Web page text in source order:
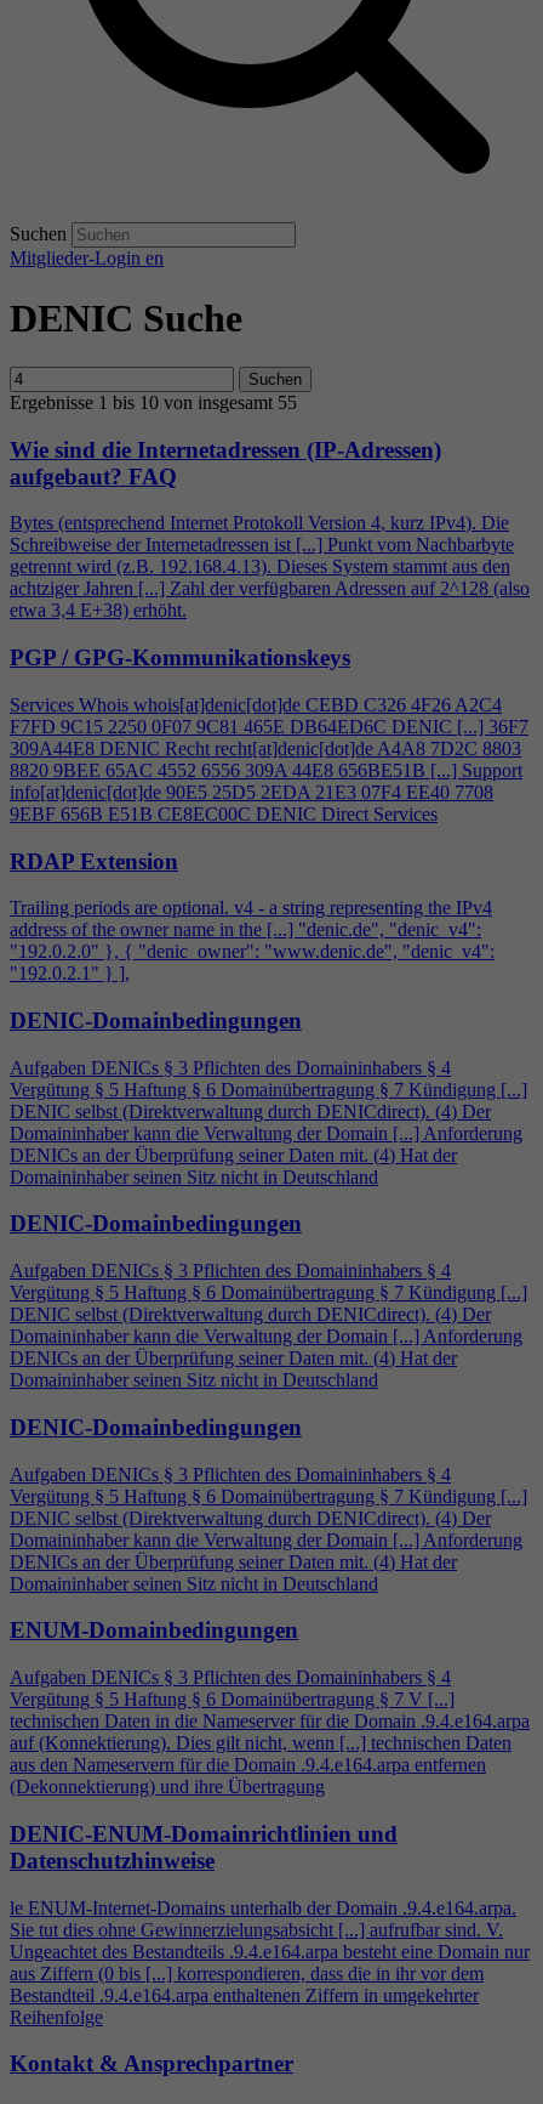
Suchen
Mitglieder-Login en
DENIC Suche
Suchen
Ergebnisse 1 bis 10 von insgesamt 55
Wie sind die Internetadressen (IP-Adressen)
aufgebaut? FAQ
Bytes (entsprechend Internet Protokoll Version 4, kurz IPv4). Die
Schreibweise der Internetadressen ist [...] Punkt vom Nachbarbyte
getrennt wird (z.B. 192.168.4.13). Dieses System stammt aus den
achtziger Jahren [...] Zahl der verfügbaren Adressen auf 2^128 (also
etwa 3,4 E+38) erhöht.
PGP / GPG-Kommunikationskeys
Services Whois whois[at]denic[dot]de CEBD C326 4F26 A2C4
F7FD 9C15 2250 0F07 9C81 465E DB64ED6C DENIC [...] 36F7
309A44E8 DENIC Recht recht[at]denic[dot]de A4A8 7D2C 8803
8820 9BEE 65AC 4552 6556 309A 44E8 656BE51B [...] Support
info[at]denic[dot]de 90E5 25D5 2EDA 21E3 07F4 EE40 7708
9EBF 656B E51B CE8EC00C DENIC Direct Services
RDAP Extension
Trailing periods are optional. v4 - a string representing the IPv4
address of the owner name in the [...] "denic.de", "denic_v4":
"192.0.2.0" }, { "denic_owner": "www.denic.de", "denic_v4":
"192.0.2.1" } ],
DENIC-Domainbedingungen
Aufgaben DENICs § 3 Pflichten des Domaininhabers § 4
Vergütung § 5 Haftung § 6 Domainübertragung § 7 Kündigung [...]
DENIC selbst (Direktverwaltung durch DENICdirect). (4) Der
Domaininhaber kann die Verwaltung der Domain [...] Anforderung
DENICs an der Überprüfung seiner Daten mit. (4) Hat der
Domaininhaber seinen Sitz nicht in Deutschland
DENIC-Domainbedingungen
Aufgaben DENICs § 3 Pflichten des Domaininhabers § 4
Vergütung § 5 Haftung § 6 Domainübertragung § 7 Kündigung [...]
DENIC selbst (Direktverwaltung durch DENICdirect). (4) Der
Domaininhaber kann die Verwaltung der Domain [...] Anforderung
DENICs an der Überprüfung seiner Daten mit. (4) Hat der
Domaininhaber seinen Sitz nicht in Deutschland
DENIC-Domainbedingungen
Aufgaben DENICs § 3 Pflichten des Domaininhabers § 4
Vergütung § 5 Haftung § 6 Domainübertragung § 7 Kündigung [...]
DENIC selbst (Direktverwaltung durch DENICdirect). (4) Der
Domaininhaber kann die Verwaltung der Domain [...] Anforderung
DENICs an der Überprüfung seiner Daten mit. (4) Hat der
Domaininhaber seinen Sitz nicht in Deutschland
ENUM-Domainbedingungen
Aufgaben DENICs § 3 Pflichten des Domaininhabers § 4
Vergütung § 5 Haftung § 6 Domainübertragung § 7 V [...]
technischen Daten in die Nameserver für die Domain .9.4.e164.arpa
auf (Konnektierung). Dies gilt nicht, wenn [...] technischen Daten
aus den Nameservern für die Domain .9.4.e164.arpa entfernen
(Dekonnektierung) und ihre Übertragung
DENIC-ENUM-Domainrichtlinien und
Datenschutzhinweise
le ENUM-Internet-Domains unterhalb der Domain .9.4.e164.arpa.
Sie tut dies ohne Gewinnerzielungsabsicht [...] aufrufbar sind. V.
Ungeachtet des Bestandteils .9.4.e164.arpa besteht eine Domain nur
aus Ziffern (0 bis [...] korrespondieren, dass die in ihr vor dem
Bestandteil .9.4.e164.arpa enthaltenen Ziffern in umgekehrter
Reihenfolge
Kontakt & Ansprechpartner